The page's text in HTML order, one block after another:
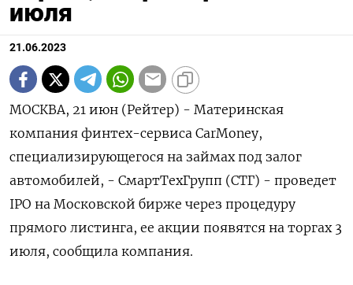
июля
21.06.2023
МОСКВА, 21 июн (Рейтер) - Материнская
компания финтех-сервиса CarMoney,
специализирующегося на займах под залог
автомобилей, - СмартТехГрупп (СТГ) - проведет
IPO на Московской бирже через процедуру
прямого листинга, ее акции появятся на торгах 3
июля, сообщила компания.